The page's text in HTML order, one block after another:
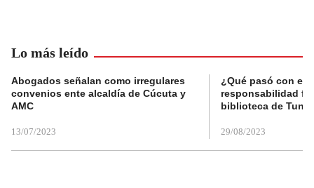
Lo más leído
Abogados señalan como irregulares
convenios ente alcaldía de Cúcuta y
AMC
13/07/2023
¿Qué pasó con el
responsabilidad
biblioteca de
29/08/2023